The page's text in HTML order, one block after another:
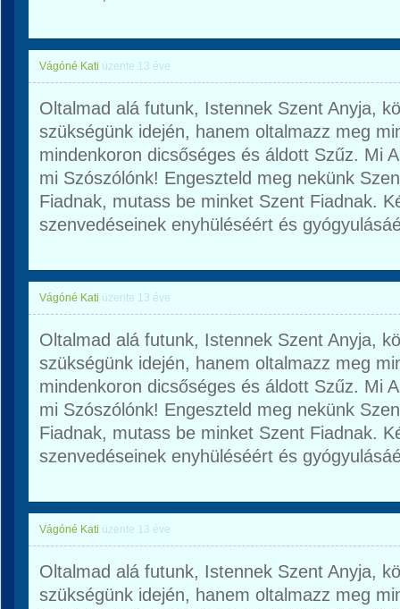
Vágóné Kati üzente 13 éve
Oltalmad alá futunk, Istennek Szent Anyja,
szükségünk idején, hanem oltalmazz meg
mindenkoron dicsőséges és áldott Szűz. Mi
mi Szószólónk! Engeszteld meg nekünk
Fiadnak, mutass be minket Szent Fiadnak.
szenvedéseinek enyhüléséért és
Vágóné Kati üzente 13 éve
Oltalmad alá futunk, Istennek Szent Anyja,
szükségünk idején, hanem oltalmazz meg
mindenkoron dicsőséges és áldott Szűz. Mi
mi Szószólónk! Engeszteld meg nekünk
Fiadnak, mutass be minket Szent Fiadnak.
szenvedéseinek enyhüléséért és
Vágóné Kati üzente 13 éve
Oltalmad alá futunk, Istennek Szent Anyja,
szükségünk idején, hanem oltalmazz meg